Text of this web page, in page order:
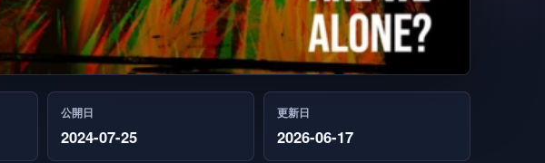
公開日
2024-07-25
更新日
2026-06-17